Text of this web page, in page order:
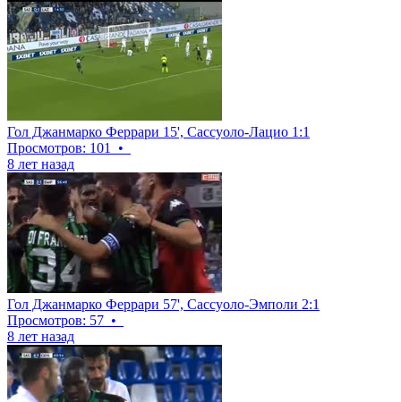
Гол Джанмарко Феррари 15', Сассуоло-Лацио 1:1
Просмотров: 101
•
8 лет назад
Гол Джанмарко Феррари 57', Сассуоло-Эмполи 2:1
Просмотров: 57 •
8 лет назад